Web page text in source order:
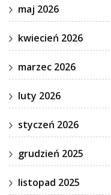
maj 2026
kwiecień 2026
marzec 2026
luty 2026
styczeń 2026
grudzień 2025
listopad 2025